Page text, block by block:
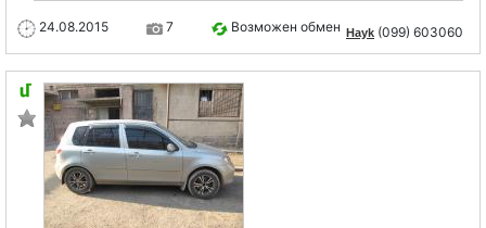
24.08.2015 7 Возможен обмен Hayk (099) 603060